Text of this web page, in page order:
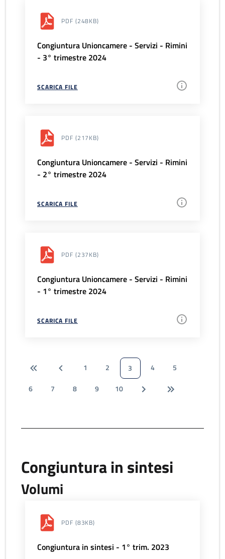
PDF (248KB)
Congiuntura Unioncamere - Servizi - Rimini
- 3° trimestre 2024
SCARICA FILE
PDF (217KB)
Congiuntura Unioncamere - Servizi - Rimini
- 2° trimestre 2024
SCARICA FILE
PDF (237KB)
Congiuntura Unioncamere - Servizi - Rimini
- 1° trimestre 2024
SCARICA FILE
1 2 3 4
5
6
7 8 9 10
Congiuntura in sintesi
Volumi
PDF (83KB)
Congiuntura in sintesi - 1° trim. 2023